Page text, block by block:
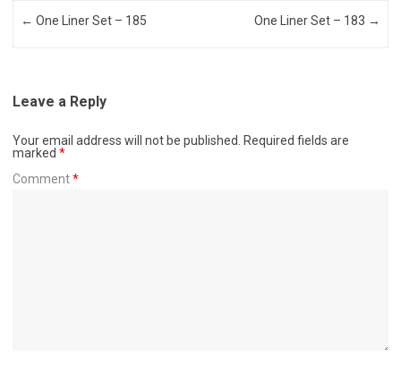
Post navigation
← One Liner Set – 185 One Liner Set – 183 →
Leave a Reply
Your email address will not be published.
Required fields are
marked *
Comment*